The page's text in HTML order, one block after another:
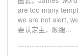
are too many
we are not alert,
要认定主，顺服...